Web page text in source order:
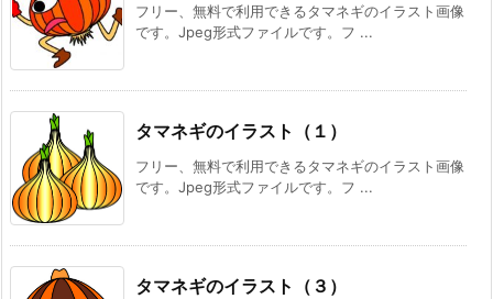
フリー、無料で利用できるタマネギのイラスト画像
です。Jpeg形式ファイルです。フ ...
タマネギのイラスト（１）
フリー、無料で利用できるタマネギのイラスト画像
です。Jpeg形式ファイルです。フ ...
タマネギのイラスト（３）